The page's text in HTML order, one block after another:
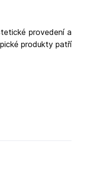
provedení a
produkty patří